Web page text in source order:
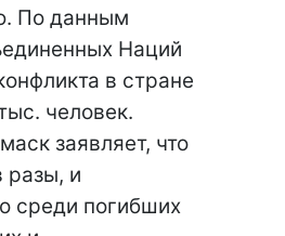
По данным
Наций
в стране
человек.
заявляет, что
разы, и
среди погибших